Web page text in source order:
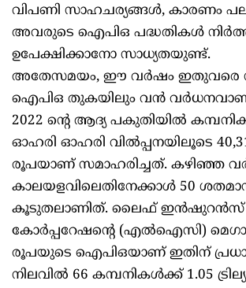
വിപണി സാഹചര്യങ്ങള്‍, കാരണം
അവരുടെ ഐപിഒ പദ്ധതികള്‍
ഉപേക്ഷിക്കാനോ സാധ്യതയുണ്ട്.
അതേസമയം, ഈ വര്‍ഷം ഇതുവരെ
ഐപിഒ തുകയിലും വന്‍
2022 ന്റെ ആദ്യ പകുതിയില്‍
ഓഹരി ഓഹരി വില്‍പ്പനയിലൂടെ
രൂപയാണ് സമാഹരിച്ചത്. കഴിഞ്ഞ
കാലയളവിലെതിനേക്കാള്‍ 50
കൂടുതലാണിത്. ലൈഫ് ഇന്‍ഷുറന്‍സ്
കോര്‍പ്പറേഷന്റെ (എല്‍ഐസി) മെഗാ
രൂപയുടെ ഐപിഒയാണ് ഇതിന്
നിലവില്‍ 66 കമ്പനികള്‍ക്ക് 1.05